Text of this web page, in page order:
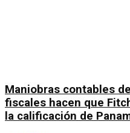
Maniobras contables
fiscales hacen que
la calificación de